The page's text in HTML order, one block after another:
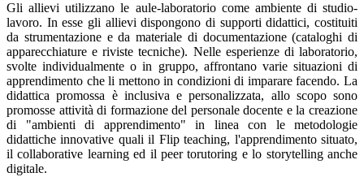
Gli allievi utilizzano le aule-laboratorio come ambiente di studio-
lavoro. In esse gli allievi dispongono di supporti didattici, costituiti
da strumentazione e da materiale di documentazione (cataloghi di
apparecchiature e riviste tecniche). Nelle esperienze di laboratorio,
svolte individualmente o in gruppo, affrontano varie situazioni di
apprendimento che li mettono in condizioni di imparare facendo. La
didattica promossa è inclusiva e personalizzata, allo scopo sono
promosse attività di formazione del personale docente e la creazione
di "ambienti di apprendimento" in linea con le metodologie
didattiche innovative quali il Flip teaching, l'apprendimento situato,
il collaborative learning ed il peer torutoring e lo storytelling anche
digitale.